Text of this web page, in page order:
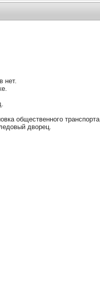
нет.
общественного транспорта,
дворец.